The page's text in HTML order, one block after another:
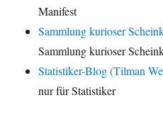
Manifest
Sammlung kurioser
Sammlung kurioser
Statistiker-Blog (Tilman
nur für Statistiker